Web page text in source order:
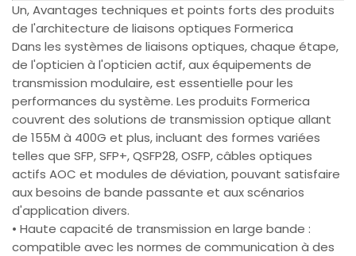
Un, Avantages techniques et points forts des produits
de l'architecture de liaisons optiques Formerica
Dans les systèmes de liaisons optiques, chaque étape,
de l'opticien à l'opticien actif, aux équipements de
transmission modulaire, est essentielle pour les
performances du système. Les produits Formerica
couvrent des solutions de transmission optique allant
de 155M à 400G et plus, incluant des formes variées
telles que SFP, SFP+, QSFP28, OSFP, câbles optiques
actifs AOC et modules de déviation, pouvant satisfaire
aux besoins de bande passante et aux scénarios
d'application divers.
• Haute capacité de transmission en large bande :
compatible avec les normes de communication à des